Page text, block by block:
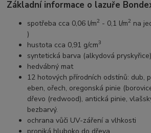
Základní informace o lazuře
spotřeba cca 0,06 l/m2 - 0,1 l/m2 na
)
hustota cca 0,91 g/cm3
syntetická barva (alkydová pryskyřice)
hedvábný mat
12 hotových přírodních odstínů: dub,
eben, ořech, oregonská pinie
dřevo (redwood), antická pinie,
bezbarvý.
ochrana vůči UV-záření a vlhkosti
proniká hluboko do dřeva